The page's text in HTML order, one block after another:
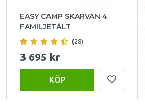
EASY CAMP SKARVAN 4
FAMILJETÄLT
(28)
3 695 kr
KÖP